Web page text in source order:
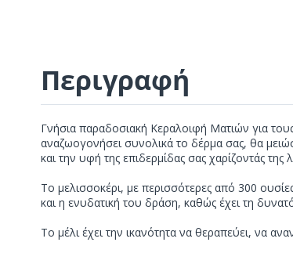
Περιγραφή
Γνήσια παραδοσιακή Κεραλοιφή Ματιών για
αναζωογονήσει συνολικά το δέρμα σας, θα
και την υφή της επιδερμίδας σας χαρίζοντάς
Το μελισσοκέρι, με περισσότερες από 300
και η ενυδατική του δράση, καθώς έχει τη
Το μέλι έχει την ικανότητα να θεραπεύει, να